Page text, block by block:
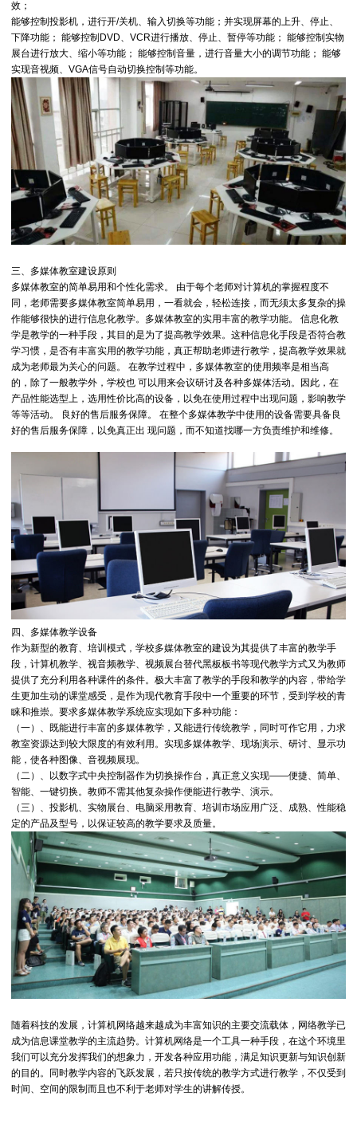
效；
能够控制投影机，进行开/关机、输入切换等功能；并实现屏幕的上升、停止、
下降功能； 能够控制DVD、VCR进行播放、停止、暂停等功能； 能够控制实物
展台进行放大、缩小等功能； 能够控制音量，进行音量大小的调节功能； 能够
实现音视频、VGA信号自动切换控制等功能。
三、多媒体教室建设原则
多媒体教室的简单易用和个性化需求。 由于每个老师对计算机的掌握程度不
同，老师需要多媒体教室简单易用，一看就会，轻松连接，而无须太多复杂的操
作能够很快的进行信息化教学。多媒体教室的实用丰富的教学功能。 信息化教
学是教学的一种手段，其目的是为了提高教学效果。这种信息化手段是否符合教
学习惯，是否有丰富实用的教学功能，真正帮助老师进行教学，提高教学效果就
成为老师最为关心的问题。 在教学过程中，多媒体教室的使用频率是相当高
的，除了一般教学外，学校也 可以用来会议研讨及各种多媒体活动。因此，在
产品性能选型上，选用性价比高的设备，以免在使用过程中出现问题，影响教学
等等活动。 良好的售后服务保障。 在整个多媒体教学中使用的设备需要具备良
好的售后服务保障，以免真正出 现问题，而不知道找哪一方负责维护和维修。
四、多媒体教学设备
作为新型的教育、培训模式，学校多媒体教室的建设为其提供了丰富的教学手
段，计算机教学、视音频教学、视频展台替代黑板板书等现代教学方式又为教师
提供了充分利用各种课件的条件。极大丰富了教学的手段和教学的内容，带给学
生更加生动的课堂感受，是作为现代教育手段中一个重要的环节，受到学校的青
睐和推崇。要求多媒体教学系统应实现如下多种功能：
（一）、既能进行丰富的多媒体教学，又能进行传统教学，同时可作它用，力求
教室资源达到较大限度的有效利用。实现多媒体教学、现场演示、研讨、显示功
能，使各种图像、音视频展现。
（二）、以数字式中央控制器作为切换操作台，真正意义实现——便捷、简单、
智能、一键切换。教师不需其他复杂操作便能进行教学、演示。
（三）、投影机、实物展台、电脑采用教育、培训市场应用广泛、成熟、性能稳
定的产品及型号，以保证较高的教学要求及质量。
随着科技的发展，计算机网络越来越成为丰富知识的主要交流载体，网络教学已
成为信息课堂教学的主流趋势。计算机网络是一个工具一种手段，在这个环境里
我们可以充分发挥我们的想象力，开发各种应用功能，满足知识更新与知识创新
的目的。同时教学内容的飞跃发展，若只按传统的教学方式进行教学，不仅受到
时间、空间的限制而且也不利于老师对学生的讲解传授。